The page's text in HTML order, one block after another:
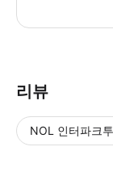
리뷰
NOL 인터파크